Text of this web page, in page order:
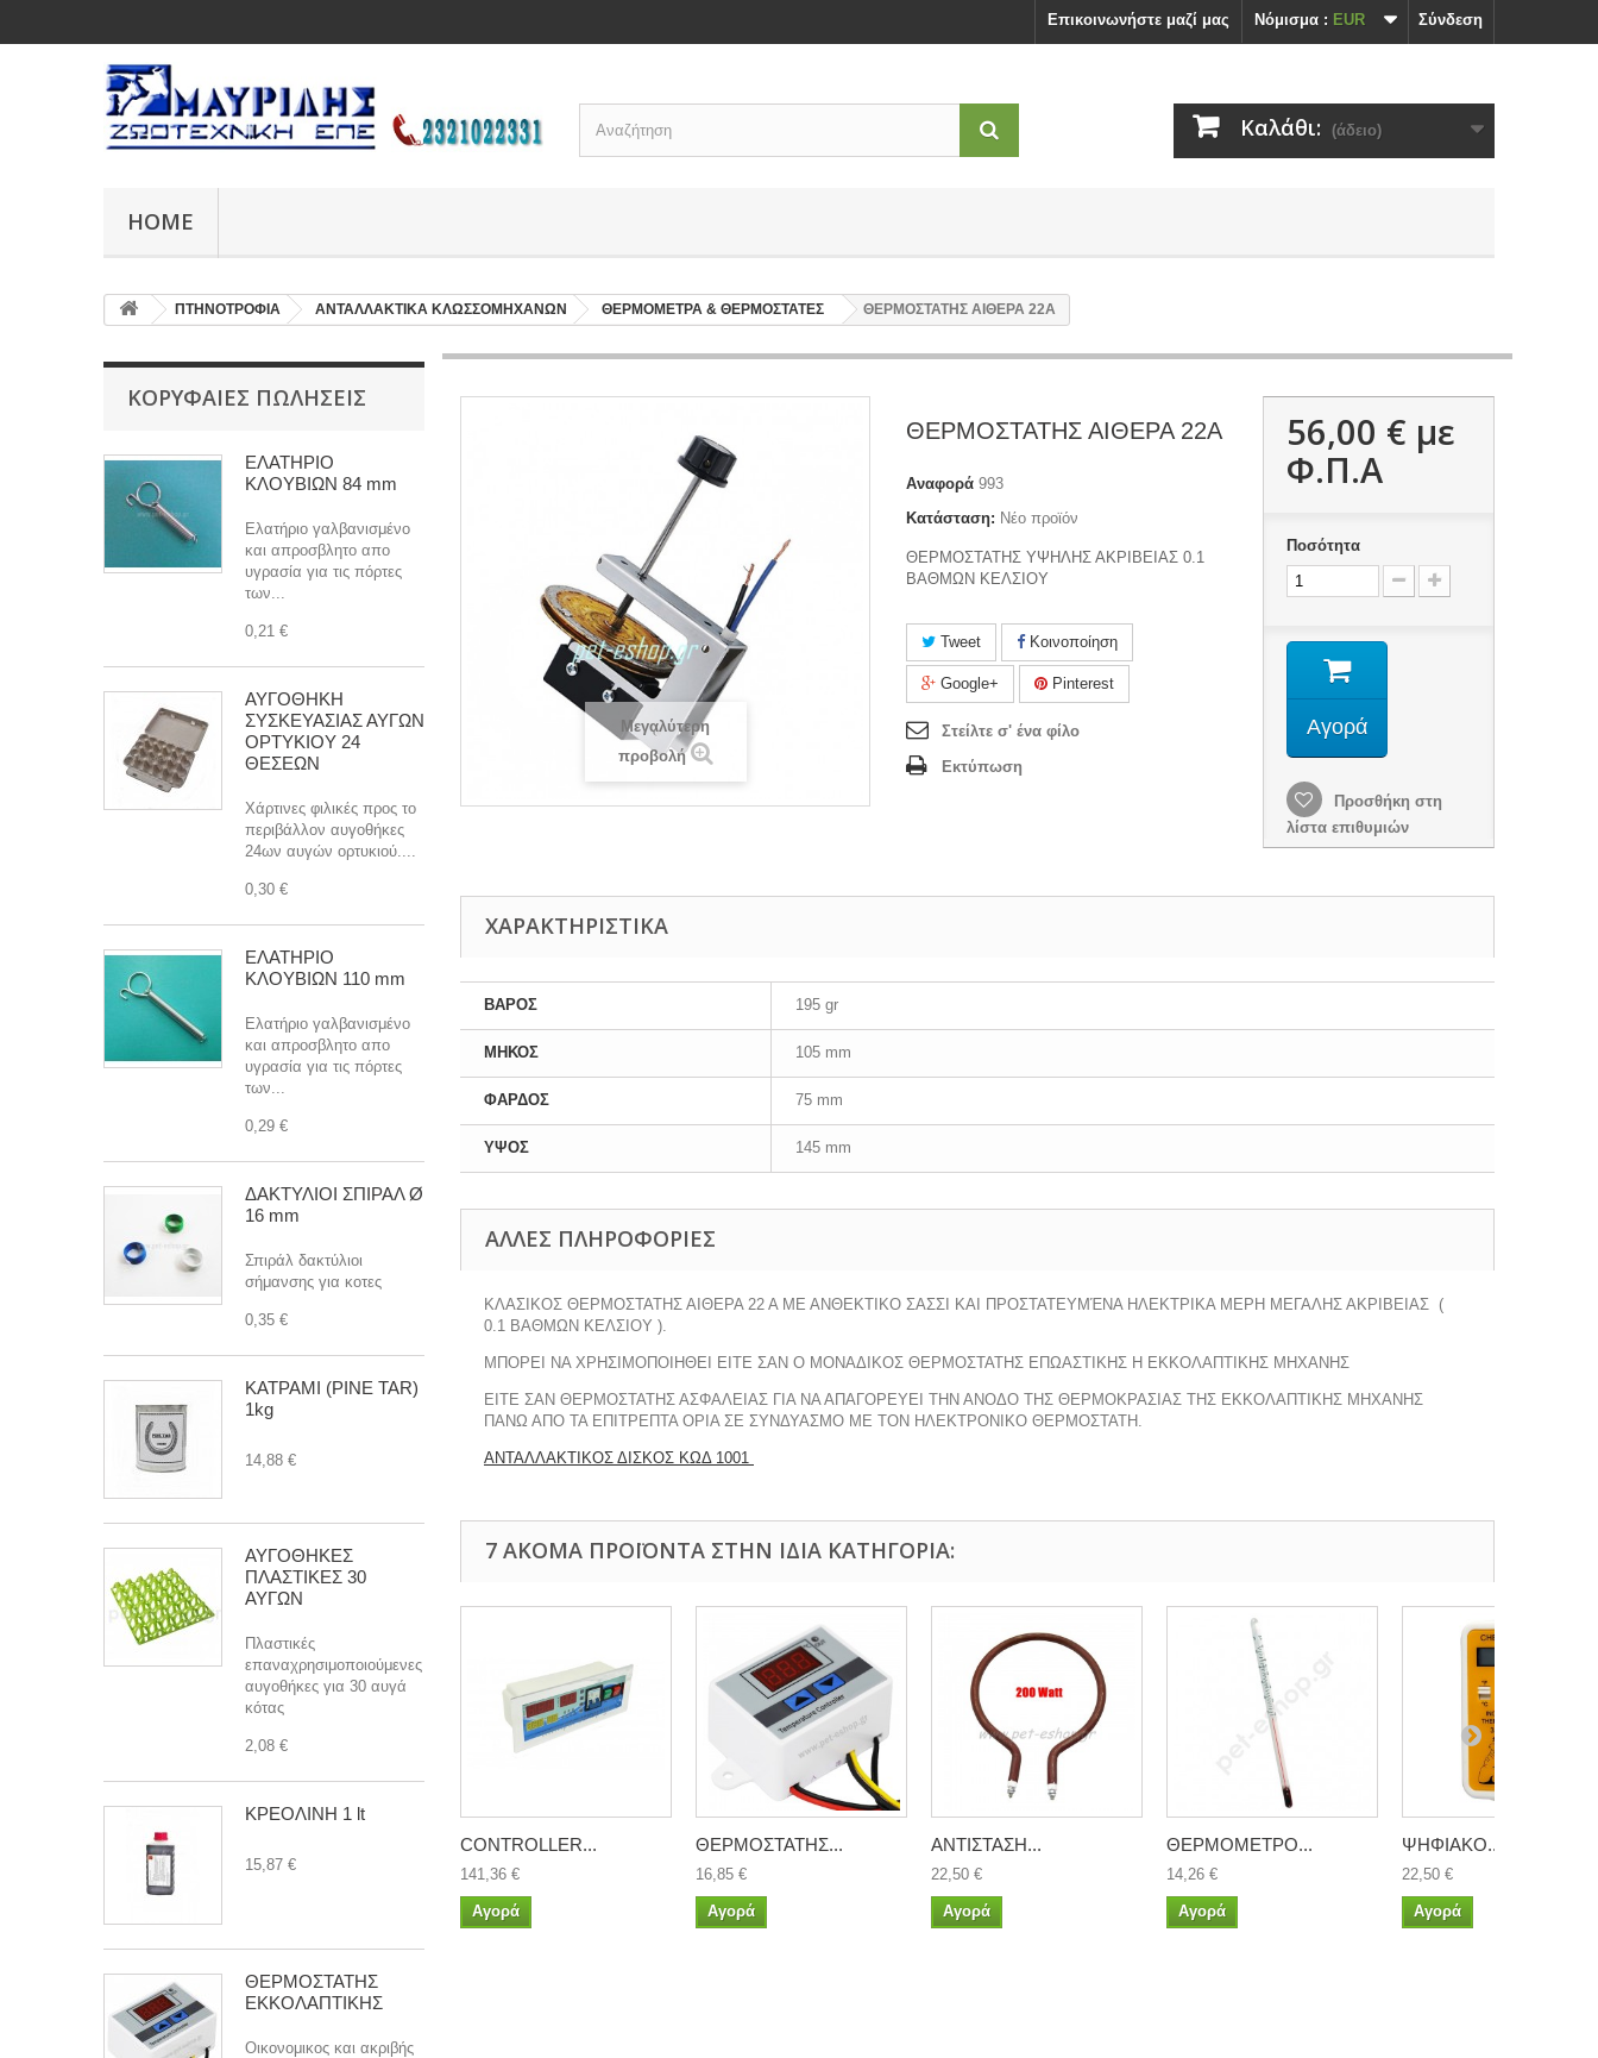
Σύνδεση
Nόμισμα : EUR
Επικοινωνήστε μαζί μας
Καλάθι: (άδειο)
HOME
ΠΤΗΝΟΤΡΟΦΙΑ ΑΝΤΑΛΛΑΚΤΙΚΑ ΚΛΩΣΣΟΜΗΧΑΝΩΝ ΘΕΡΜΟΜΕΤΡΑ & ΘΕΡΜΟΣΤΑΤΕΣ ΘΕΡΜΟΣΤΑΤΗΣ ΑΙΘΕΡΑ 22Α
ΚΟΡΥΦΑΊΕΣ ΠΩΛΉΣΕΙΣ
ΕΛΑΤΗΡΙΟ
ΚΛΟΥΒΙΩΝ 84 mm
Ελατήριο γαλβανισμένο
και απροσβλητο απο
υγρασία για τις πόρτες
των...
0,21 €
ΑΥΓΟΘΗΚΗ
ΣΥΣΚΕΥΑΣΙΑΣ ΑΥΓΩΝ
ΟΡΤΥΚΙΟΥ 24
ΘΕΣΕΩΝ
Χάρτινες φιλικές προς το
περιβάλλον αυγοθήκες
24ων αυγών ορτυκιού....
0,30 €
ΕΛΑΤΗΡΙΟ
ΚΛΟΥΒΙΩΝ 110 mm
Ελατήριο γαλβανισμένο
και απροσβλητο απο
υγρασία για τις πόρτες
των...
0,29 €
ΔΑΚΤΥΛΙΟΙ ΣΠΙΡΑΛ Ø
16 mm
Σπιράλ δακτύλιοι
σήμανσης για κοτες
0,35 €
ΚΑΤΡΑΜΙ (PINE TAR)
1kg
14,88 €
ΑΥΓΟΘΗΚΕΣ
ΠΛΑΣΤΙΚΕΣ 30
ΑΥΓΩΝ
Πλαστικές
επαναχρησιμοποιούμενες
αυγοθήκες για 30 αυγά
κότας
2,08 €
ΚΡΕΟΛΙΝΗ 1 lt
15,87 €
ΘΕΡΜΟΣΤΑΤΗΣ
ΕΚΚΟΛΑΠΤΙΚΗΣ
Οικονομικος και ακριβής
Μεγαλύτερη
προβολή
ΘΕΡΜΟΣΤΑΤΗΣ ΑΙΘΕΡΑ 22Α
Αναφορά 993
Κατάσταση: Νέο προϊόν
ΘΕΡΜΟΣΤΑΤΗΣ ΥΨΗΛΗΣ ΑΚΡΙΒΕΙΑΣ 0.1
ΒΑΘΜΩΝ ΚΕΛΣΙΟΥ
Tweet Κοινοποίηση
Google+ Pinterest
Στείλτε σ' ένα φίλο
Εκτύπωση
56,00 € με
Φ.Π.Α
Ποσότητα
Αγορά
Προσθήκη στη
λίστα επιθυμιών
ΧΑΡΑΚΤΗΡΙΣΤΙΚΆ
ΒΑΡΟΣ 195 gr
ΜΗΚΟΣ 105 mm
ΦΑΡΔΟΣ 75 mm
ΥΨΟΣ 145 mm
ΆΛΛΕΣ ΠΛΗΡΟΦΟΡΊΕΣ
ΚΛΑΣΙΚΟΣ ΘΕΡΜΟΣΤΑΤΗΣ ΑΙΘΕΡΑ 22 Α ΜΕ ΑΝΘΕΚΤΙΚΟ ΣΑΣΣΙ ΚΑΙ ΠΡΟΣΤΑΤΕΥΜΈΝΑ ΗΛΕΚΤΡΙΚΑ ΜΕΡΗ ΜΕΓΑΛΗΣ ΑΚΡΙΒΕΙΑΣ (
0.1 ΒΑΘΜΩΝ ΚΕΛΣΙΟΥ ).
ΜΠΟΡΕΙ ΝΑ ΧΡΗΣΙΜΟΠΟΙΗΘΕΙ ΕΙΤΕ ΣΑΝ Ο ΜΟΝΑΔΙΚΟΣ ΘΕΡΜΟΣΤΑΤΗΣ ΕΠΩΑΣΤΙΚΗΣ Η ΕΚΚΟΛΑΠΤΙΚΗΣ ΜΗΧΑΝΗΣ
ΕΙΤΕ ΣΑΝ ΘΕΡΜΟΣΤΑΤΗΣ ΑΣΦΑΛΕΙΑΣ ΓΙΑ ΝΑ ΑΠΑΓΟΡΕΥΕΙ ΤΗΝ ΑΝΟΔΟ ΤΗΣ ΘΕΡΜΟΚΡΑΣΙΑΣ ΤΗΣ ΕΚΚΟΛΑΠΤΙΚΗΣ ΜΗΧΑΝΗΣ
ΠΑΝΩ ΑΠΟ ΤΑ ΕΠΙΤΡΕΠΤΑ ΟΡΙΑ ΣΕ ΣΥΝΔΥΑΣΜΟ ΜΕ ΤΟΝ ΗΛΕΚΤΡΟΝΙΚΟ ΘΕΡΜΟΣΤΑΤΗ.
ΑΝΤΑΛΛΑΚΤΙΚΟΣ ΔΙΣΚΟΣ ΚΩΔ 1001
7 ΑΚΌΜΑ ΠΡΟΪΌΝΤΑ ΣΤΗΝ ΊΔΙΑ ΚΑΤΗΓΟΡΊΑ:
CONTROLLER...
141,36 €
Αγορά
ΘΕΡΜΟΣΤΑΤΗΣ...
16,85 €
Αγορά
ΑΝΤΙΣΤΑΣΗ...
22,50 €
Αγορά
ΘΕΡΜΟΜΕΤΡΟ...
14,26 €
Αγορά
ΨΗΦΙΑΚΟ...
22,50 €
Αγορά